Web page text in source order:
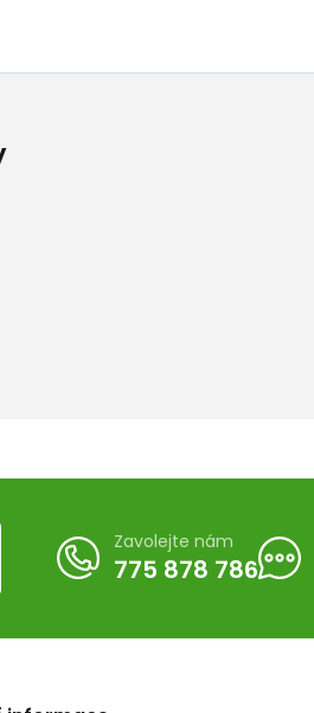
Zavolejte nám
775 878 786